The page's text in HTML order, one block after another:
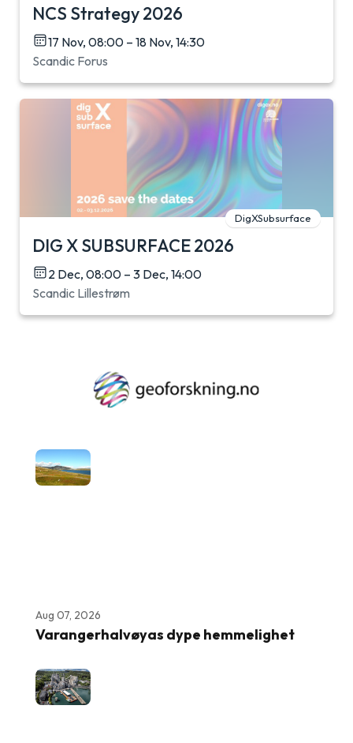
NCS Strategy 2026
17 Nov, 08:00 – 18 Nov, 14:30
Scandic Forus
DigXSubsurface
DIG X SUBSURFACE 2026
2 Dec, 08:00 – 3 Dec, 14:00
Scandic Lillestrøm
Aug 07, 2026
Varangerhalvøyas dype hemmelighet